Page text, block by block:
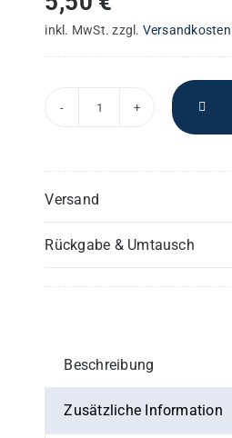
inkl. MwSt. zzgl. Versandkosten
C
Violine
Stimme
C
Versand
Rückgabe & Umtausch
Beschreibung
Zusätzliche Information